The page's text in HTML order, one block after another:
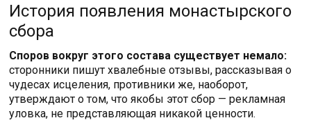
История появления монастырского
сбора
Споров вокруг этого состава существует немало:
сторонники пишут хвалебные отзывы, рассказывая о
чудесах исцеления, противники же, наоборот,
утверждают о том, что якобы этот сбор — рекламная
уловка, не представляющая никакой ценности.